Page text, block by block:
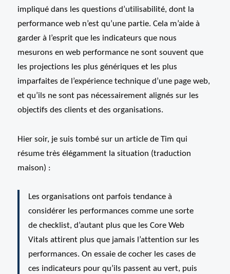
impliqué dans les questions d’utilisabilité, dont la
performance web n’est qu’une partie. Cela m’aide à
garder à l’esprit que les indicateurs que nous
mesurons en web performance ne sont souvent que
les projections les plus génériques et les plus
imparfaites de l’expérience technique d’une page web,
et qu’ils ne sont pas nécessairement alignés sur les
objectifs des clients et des organisations.
Hier soir, je suis tombé sur un article de Tim qui
résume très élégamment la situation (traduction
maison) :
Les organisations ont parfois tendance à
considérer les performances comme une sorte
de checklist, d’autant plus que les Core Web
Vitals attirent plus que jamais l’attention sur les
performances. On essaie de cocher les cases de
ces indicateurs pour qu’ils passent au vert, puis